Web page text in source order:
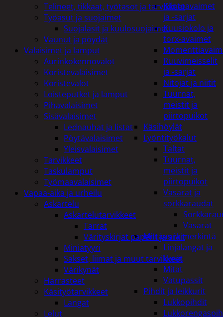
Kiintoavaimet
ja -sarjat
Kuusiokolo ja
torx-avaimet
Ruuvimeisselit
ja -sarjat
Nitojat ja niitit
Tuurnat,
meistit ja
piirtopuikot
Käsihöylät
Lyöntityökalut
Taltat
Tuurnat,
meistit ja
piirtopuikot
Vasarat ja
sorkkaraudat
Vasarat
Mittaus ja merkintä
Linjalangat ja
kynät
Mitat
Vatupassit
Pihdit ja leikkurit
Lukkopihdit
Telineet, tikkaat, työtasot ja tarvikkeet
Työasut ja suojaimet
Suojalasit ja kuulosuojaimet
Vaunut ja pöydät
Valaisimet ja lamput
Aurinkokennovalot
Koristevalaisimet
Koristevalot
Loisteputket ja lamput
Pihavalaisimet
Sisävalaisimet
Lednauhat ja listat
Pöytävalaisimet
Yleisvalaisimet
Tarvikkeet
Taskulamput
Työmaavalaisimet
Vapaa-aika ja urheilu
Askartelu
Askartelutarvikkeet
Tarrat
Värityskirjat paperit ja arkit
Miniatyyri
Sakset, liimat ja muut tarvikkeet
Värikynät
Harrasteet
Käsityötarvikkeet
Langat
Lelut